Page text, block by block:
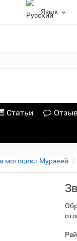
Язык
Статьи
мотоцикл Муравей